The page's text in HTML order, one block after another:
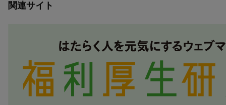
関連サイト